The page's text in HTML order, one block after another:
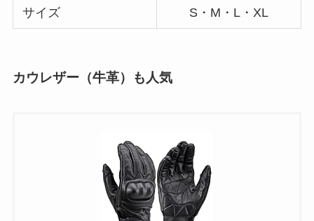
サイズ S・M・L・XL
カウレザー（牛革）も人気